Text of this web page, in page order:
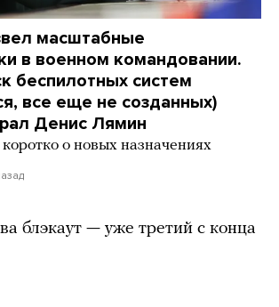
масштабные
в военном командовании.
беспилотных систем
все еще не созданных)
Денис Лямин
о новых назначениях
блэкаут — уже третий с конца